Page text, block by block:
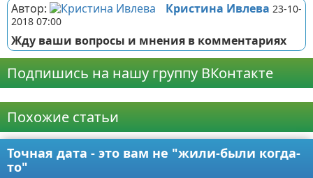
Автор: Кристина Ивлева 23-10-
2018 07:00
Жду ваши вопросы и мнения в комментариях
Подпишись на нашу группу ВКонтакте
Похожие статьи
Точная дата - это вам не "жили-были когда-
то"